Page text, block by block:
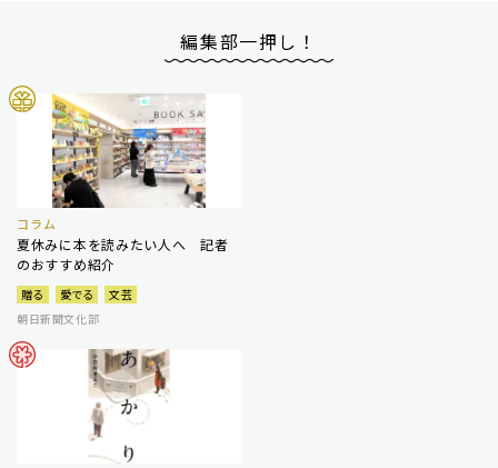
編集部一押し！
コラム
夏休みに本を読みたい人へ 記者
のおすすめ紹介
贈る 愛でる
文芸
朝日新聞文化部